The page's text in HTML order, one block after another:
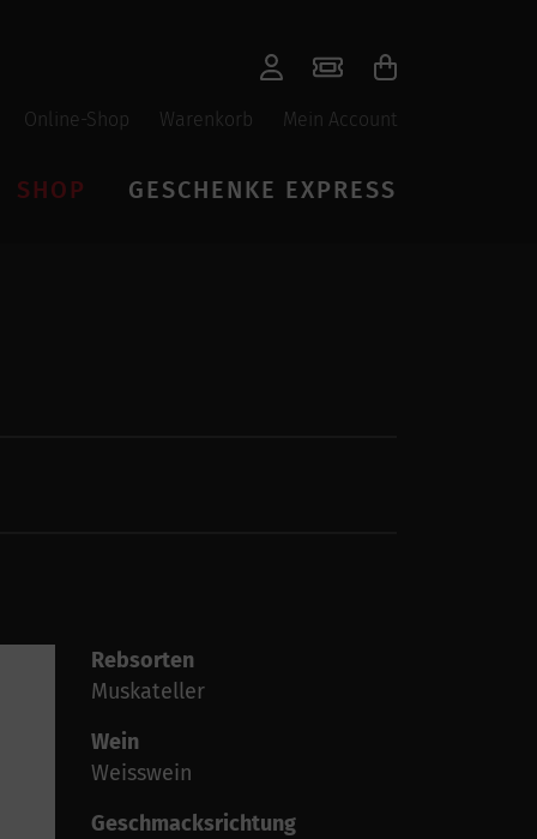
Online-Shop Warenkorb Mein Account
SHOP GESCHENKE EXPRESS
Rebsorten
Muskateller
Wein
Weisswein
Geschmacksrichtung